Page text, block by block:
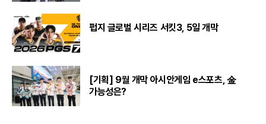
펍지 글로벌 시리즈 서킷3, 5일 개막
[기획] 9월 개막 아시안게임 e스포츠, 金
가능성은?